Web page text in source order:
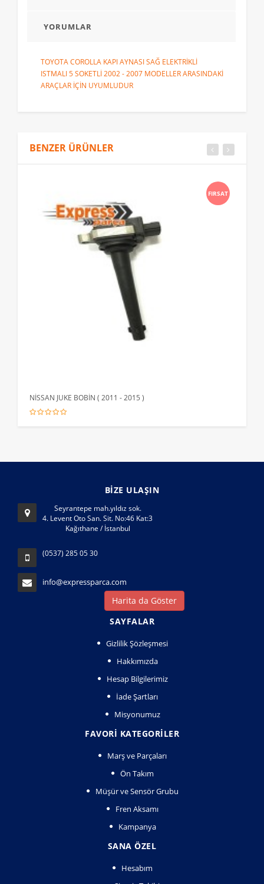
YORUMLAR
TOYOTA COROLLA KAPI AYNASI SAĞ ELEKTRİKLİ
ISTMALI 5 SOKETLİ 2002 - 2007 MODELLER ARASINDAKİ
ARAÇLAR İÇİN UYUMLUDUR
BENZER ÜRÜNLER
FIRSAT
NİSSAN JUKE BOBİN ( 2011 - 2015 )
BİZE ULAŞIN
Seyrantepe mah.yıldız sok.
4. Levent Oto San. Sit. No:46 Kat:3
Kağıthane / İstanbul
(0537) 285 05 30
info@expressparca.com
Harita da Göster
SAYFALAR
Gizlilik Şözleşmesi
Hakkımızda
Hesap Bilgilerimiz
İade Şartları
Misyonumuz
FAVORI KATEGORILER
Marş ve Parçaları
Ön Takım
Müşür ve Sensör Grubu
Fren Aksamı
Kampanya
SANA ÖZEL
Hesabım